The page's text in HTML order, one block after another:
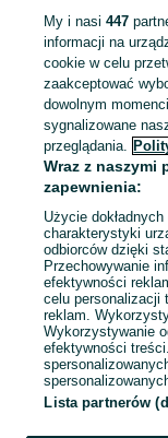
My i nasi447
informacji na
cookie w celu
zaakceptować
dowolnym
sygnalizowane
przeglądania.
Wraz z naszymi
zapewnienia:
Użycie
charakterystyki
odbiorców dzięki
Przechowywanie
efektywności
celu personalizacji
reklam.
Wykorzystywanie
efektywności
Lista partnerów